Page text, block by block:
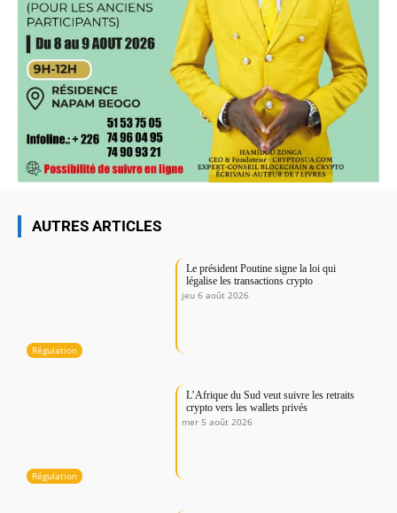
AUTRES ARTICLES
Régulation
Le président Poutine signe la loi qui
légalise les transactions crypto
jeu 6 août 2026
Régulation
L’Afrique du Sud veut suivre les retraits
crypto vers les wallets privés
mer 5 août 2026